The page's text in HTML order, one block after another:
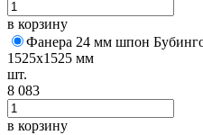
в корзину
Фанера 24 мм шпон
1525х1525 мм
шт.
8 083
в корзину